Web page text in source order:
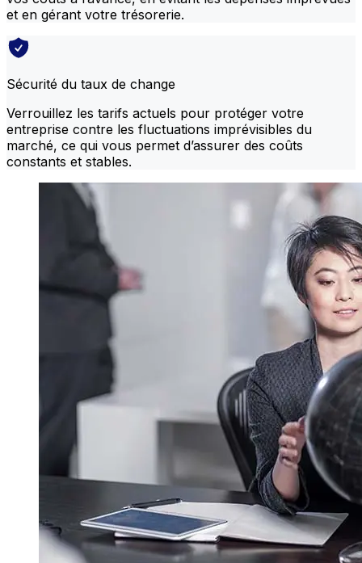
et en gérant votre trésorerie.
Sécurité du taux de change
Verrouillez les tarifs actuels pour protéger votre
entreprise contre les fluctuations imprévisibles du
marché, ce qui vous permet d’assurer des coûts
constants et stables.